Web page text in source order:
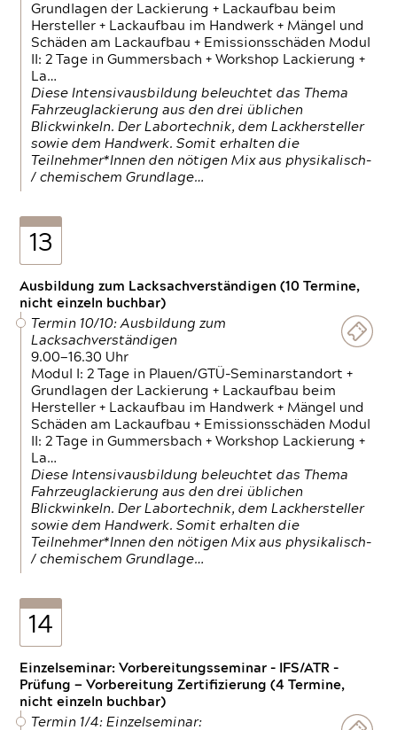
Grundlagen der Lackierung + Lackaufbau beim
Hersteller + Lackaufbau im Handwerk + Mängel und
Schäden am Lackaufbau + Emissionsschäden Modul
II: 2 Tage in Gummersbach + Workshop Lackierung +
La…
Diese Intensivausbildung beleuchtet das Thema
Fahrzeuglackierung aus den drei üblichen
Blickwinkeln. Der Labortechnik, dem Lackhersteller
sowie dem Handwerk. Somit erhalten die
Teilnehmer*Innen den nötigen Mix aus physikalisch-
/ chemischem Grundlage…
13
Ausbildung zum Lacksachverständigen (10 Termine,
nicht einzeln buchbar)
Termin 10/10: Ausbildung zum
Lacksachverständigen
9.00—16.30 Uhr
Modul I: 2 Tage in Plauen/GTÜ-Seminarstandort +
Grundlagen der Lackierung + Lackaufbau beim
Hersteller + Lackaufbau im Handwerk + Mängel und
Schäden am Lackaufbau + Emissionsschäden Modul
II: 2 Tage in Gummersbach + Workshop Lackierung +
La…
Diese Intensivausbildung beleuchtet das Thema
Fahrzeuglackierung aus den drei üblichen
Blickwinkeln. Der Labortechnik, dem Lackhersteller
sowie dem Handwerk. Somit erhalten die
Teilnehmer*Innen den nötigen Mix aus physikalisch-
/ chemischem Grundlage…
14
Einzelseminar: Vorbereitungsseminar - IFS/ATR -
Prüfung — Vorbereitung Zertifizierung (4 Termine,
nicht einzeln buchbar)
Termin 1/4: Einzelseminar: